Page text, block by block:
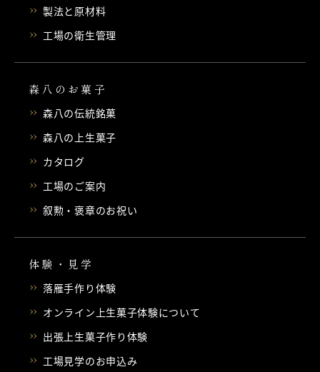
製法と原材料
工場の衛生管理
森八のお菓子
森八の伝統銘菓
森八の上生菓子
カタログ
工場のご案内
叙勲・褒章のお祝い
体験・見学
落雁手作り体験
オンライン上生菓子体験について
出張上生菓子作り体験
工場見学のお申込み